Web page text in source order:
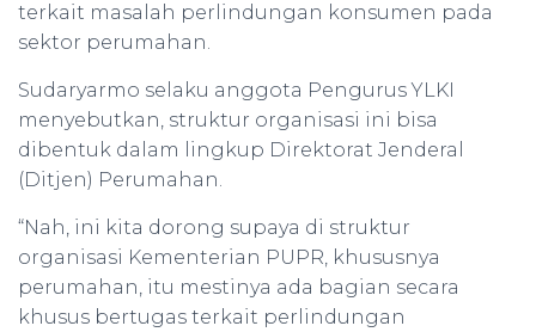
terkait masalah perlindungan konsumen pada
sektor perumahan.
Sudaryarmo selaku anggota Pengurus YLKI
menyebutkan, struktur organisasi ini bisa
dibentuk dalam lingkup Direktorat Jenderal
(Ditjen) Perumahan.
“Nah, ini kita dorong supaya di struktur
organisasi Kementerian PUPR, khususnya
perumahan, itu mestinya ada bagian secara
khusus bertugas terkait perlindungan